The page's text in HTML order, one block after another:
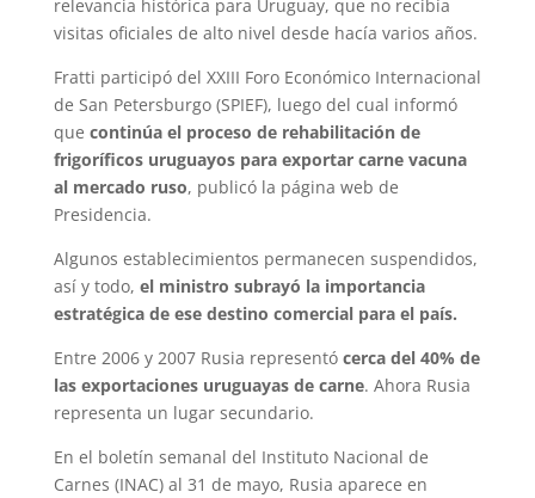
relevancia histórica para Uruguay, que no recibía
visitas oficiales de alto nivel desde hacía varios años.
Fratti participó del XXIII Foro Económico Internacional
de San Petersburgo (SPIEF), luego del cual informó
que continúa el proceso de rehabilitación de
frigoríficos uruguayos para exportar carne vacuna
al mercado ruso, publicó la página web de
Presidencia.
Algunos establecimientos permanecen suspendidos,
así y todo, el ministro subrayó la importancia
estratégica de ese destino comercial para el país.
Entre 2006 y 2007 Rusia representó cerca del 40% de
las exportaciones uruguayas de carne. Ahora Rusia
representa un lugar secundario.
En el boletín semanal del Instituto Nacional de
Carnes (INAC) al 31 de mayo, Rusia aparece en